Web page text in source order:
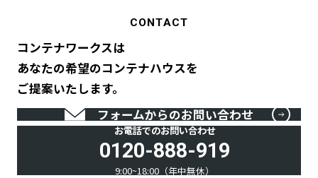
CONTACT
コンテナワークスは
あなたの希望のコンテナハウスを
ご提案いたします。
フォームからのお問い合わせ
お電話でのお問い合わせ
0120-888-919
9:00~18:00（年中無休）